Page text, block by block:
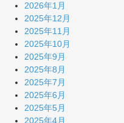
2026年1月
2025年12月
2025年11月
2025年10月
2025年9月
2025年8月
2025年7月
2025年6月
2025年5月
2025年4月